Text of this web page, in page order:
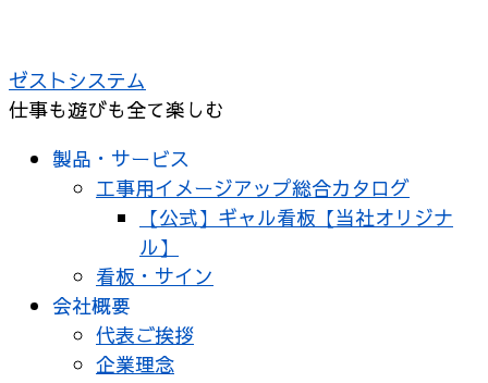
テ
ン
ゼストシステム
仕事も遊びも全て楽しむ
製品・サービス
工事用イメージアップ総合カタログ
【公式】ギャル看板【当社オリジナ
ル】
看板・サイン
会社概要
代表ご挨拶
企業理念